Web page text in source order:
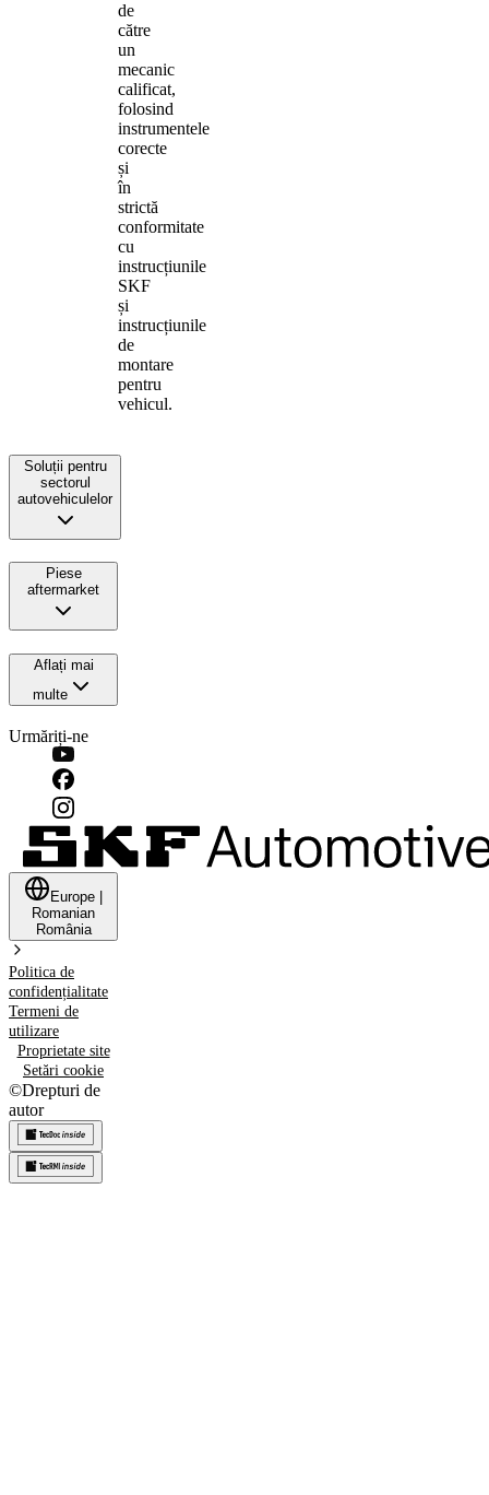
de
către
un
mecanic
calificat,
folosind
instrumentele
corecte
și
în
strictă
conformitate
cu
instrucțiunile
SKF
și
instrucțiunile
de
montare
pentru
vehicul.
Soluții pentru
sectorul
autovehiculelor
Piese
aftermarket
Aflați mai
multe
Urmăriți-ne
Europe
Romanian
România
Politica de
confidențialitate
Termeni de
utilizare
Proprietate site
Setări cookie
©Drepturi de
autor